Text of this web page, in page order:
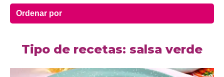
Tipo de recetas: salsa verde